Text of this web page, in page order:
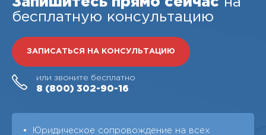
бесплатную консультацию
ЗАПИСАТЬСЯ НА КОНСУЛЬТАЦИЮ
или звоните бесплатно
8 (800) 302-90-16
Юридическое сопровождение на всех